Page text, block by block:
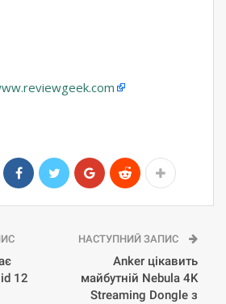
12
НАСТУПНИЙ ЗАПИС
Anker цікавить
майбутній Nebula 4K
Streaming Dongle з